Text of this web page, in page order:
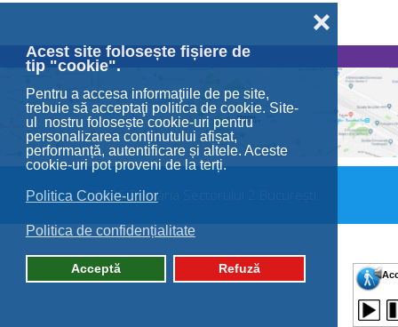
Acest site folosește fișiere de
tip "cookie".
Pentru a accesa informaţiile de pe site,
trebuie să acceptaţi politica de cookie. Site-
ul nostru folosește cookie-uri pentru
personalizarea conținutului afișat,
performanță, autentificare și altele. Aceste
cookie-uri pot proveni de la terți.
Politica Cookie-urilor
Politica de confidențialitate
Acceptă Refuză
❌
© 2026 Primăria Sectorului 2 București.